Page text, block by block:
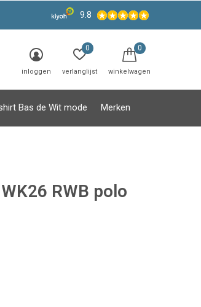
Bas de Wit mode Merken
inloggen verlanglijst
0
winkelwagen
0
9.8
RWB polo